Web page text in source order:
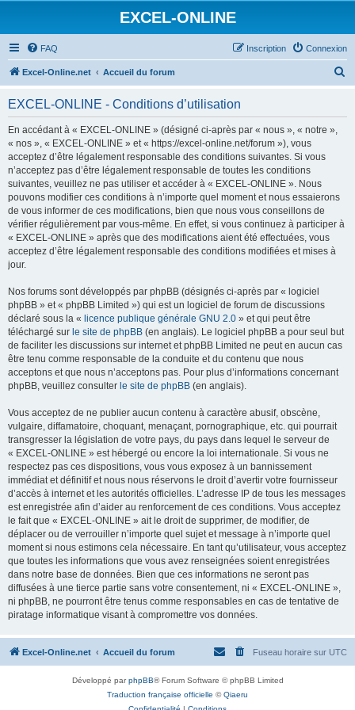
EXCEL-ONLINE
FAQ Connexion
Inscription
Excel-Online.net Accueil du forum
EXCEL-ONLINE - Conditions d’utilisation
En accédant à « EXCEL-ONLINE » (désigné ci-après par « nous », « notre »,
« nos », « EXCEL-ONLINE » et « https://excel-online.net/forum »), vous
acceptez d’être légalement responsable des conditions suivantes. Si vous
n’acceptez pas d’être légalement responsable de toutes les conditions
suivantes, veuillez ne pas utiliser et accéder à « EXCEL-ONLINE ». Nous
pouvons modifier ces conditions à n’importe quel moment et nous essaierons
de vous informer de ces modifications, bien que nous vous conseillons de
vérifier régulièrement par vous-même. En effet, si vous continuez à participer à
« EXCEL-ONLINE » après que des modifications aient été effectuées, vous
acceptez d’être légalement responsable des conditions modifiées et mises à
jour.
Nos forums sont développés par phpBB (désignés ci-après par « logiciel
phpBB » et « phpBB Limited ») qui est un logiciel de forum de discussions
déclaré sous la « licence publique générale GNU 2.0 » et qui peut être
téléchargé sur le site de phpBB (en anglais). Le logiciel phpBB a pour seul but
de faciliter les discussions sur internet et phpBB Limited ne peut en aucun cas
être tenu comme responsable de la conduite et du contenu que nous
acceptons et que nous n’acceptons pas. Pour plus d’informations concernant
phpBB, veuillez consulter le site de phpBB (en anglais).
Vous acceptez de ne publier aucun contenu à caractère abusif, obscène,
vulgaire, diffamatoire, choquant, menaçant, pornographique, etc. qui pourrait
transgresser la législation de votre pays, du pays dans lequel le serveur de
« EXCEL-ONLINE » est hébergé ou encore la loi internationale. Si vous ne
respectez pas ces dispositions, vous vous exposez à un bannissement
immédiat et définitif et nous nous réservons le droit d’avertir votre fournisseur
d’accès à internet et les autorités officielles. L’adresse IP de tous les messages
est enregistrée afin d’aider au renforcement de ces conditions. Vous acceptez
le fait que « EXCEL-ONLINE » ait le droit de supprimer, de modifier, de
déplacer ou de verrouiller n’importe quel sujet et message à n’importe quel
moment si nous estimons cela nécessaire. En tant qu’utilisateur, vous acceptez
que toutes les informations que vous avez renseignées soient enregistrées
dans notre base de données. Bien que ces informations ne seront pas
diffusées à une tierce partie sans votre consentement, ni « EXCEL-ONLINE »,
ni phpBB, ne pourront être tenus comme responsables en cas de tentative de
piratage informatique visant à compromettre vos données.
Excel-Online.net Accueil du forum Fuseau horaire sur UTC
Développé parphpBB® Forum Software © phpBB Limited
Traduction française officielle ©Qiaeru